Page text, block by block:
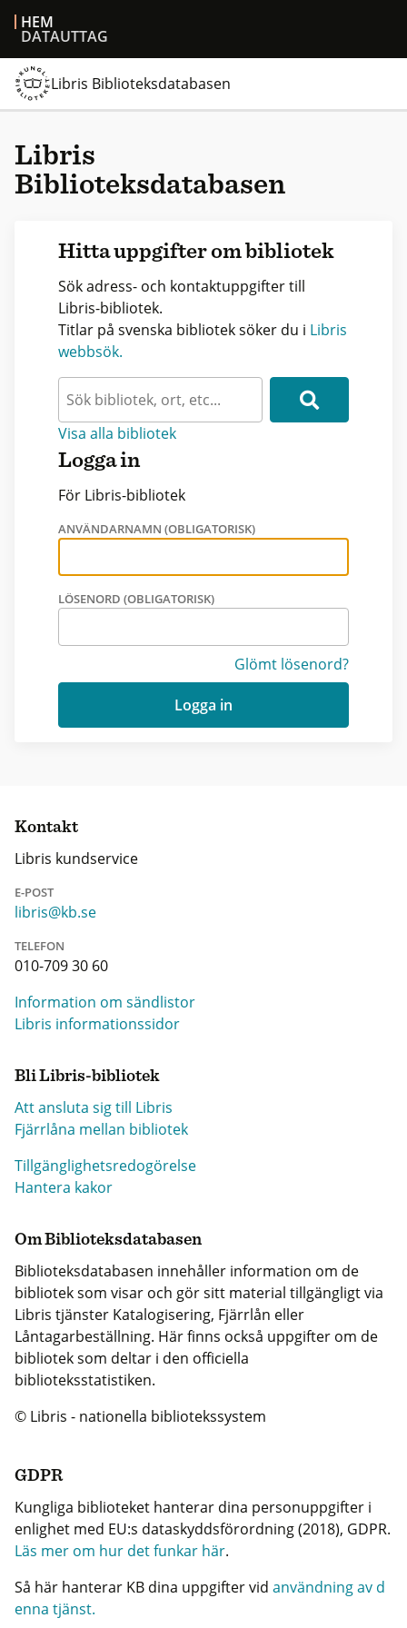
HEM
DATAUTTAG
Libris Biblioteksdatabasen
Libris
Biblioteksdatabasen
Hitta uppgifter om bibliotek
Sök adress- och kontaktuppgifter till
Libris-bibliotek.
Titlar på svenska bibliotek söker du i Libris
webbsök.
Visa alla bibliotek
Logga in
För Libris-bibliotek
ANVÄNDARNAMN (OBLIGATORISK)
LÖSENORD (OBLIGATORISK)
Glömt lösenord?
Logga in
Kontakt
Libris kundservice
E-POST
libris@kb.se
TELEFON
010-709 30 60
Information om sändlistor
Libris informationssidor
Bli Libris-bibliotek
Att ansluta sig till Libris
Fjärrlåna mellan bibliotek
Tillgänglighetsredogörelse
Hantera kakor
Om Biblioteksdatabasen
Biblioteksdatabasen innehåller information om de
bibliotek som visar och gör sitt material tillgängligt via
Libris tjänster Katalogisering, Fjärrlån eller
Låntagarbeställning. Här finns också uppgifter om de
bibliotek som deltar i den officiella
biblioteksstatistiken.
© Libris - nationella bibliotekssystem
GDPR
Kungliga biblioteket hanterar dina personuppgifter i
enlighet med EU:s dataskyddsförordning (2018), GDPR.
Läs mer om hur det funkar här.
Så här hanterar KB dina uppgifter vid användning av d
enna tjänst.